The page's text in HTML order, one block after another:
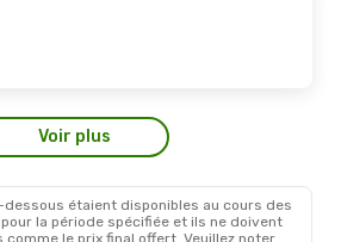
Voir plus
étaient disponibles au cours des
la période spécifiée et ils ne doivent
le prix final offert. Veuillez noter